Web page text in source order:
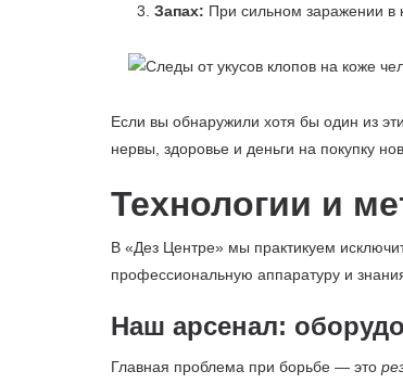
Запах: При сильном заражении в
Если вы обнаружили хотя бы один из
нервы, здоровье и деньги на покупку
Технологии и
В «Дез Центре» мы практикуем
профессиональную аппаратуру и
Наш арсенал:
Главная проблема при борьбе — это